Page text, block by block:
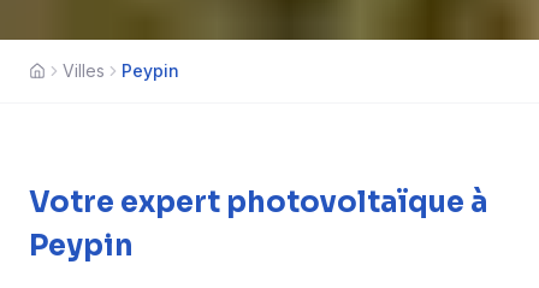
AccueilVilles Peypin
Votre expert photovoltaïque à
Peypin